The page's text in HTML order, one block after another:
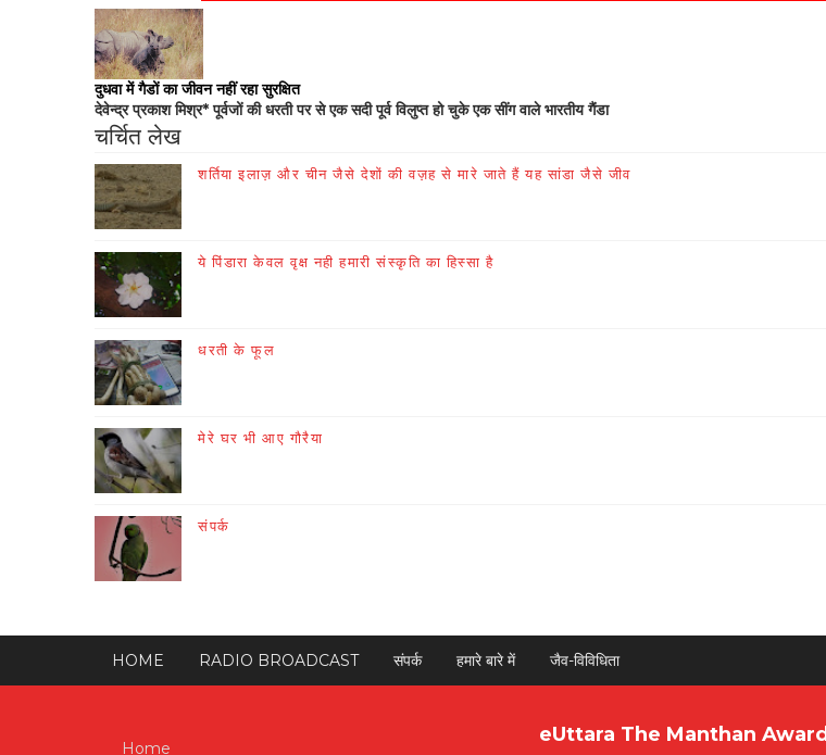
दुधवा में गैडों का जीवन नहीं रहा सुरक्षित
देवेन्द्र प्रकाश मिश्र* पूर्वजों की धरती पर से एक सदी पूर्व विलुप्त हो चुके एक सींग वाले भारतीय गैंडा
चर्चित लेख
शर्तिया इलाज़ और चीन जैसे देशों की वज़ह से मारे जाते हैं यह सांडा जैसे जीव
ये पिंडारा केवल वृक्ष नही हमारी संस्कृति का हिस्सा है
धरती के फूल
मेरे घर भी आए गौरैया
संपर्क
HOME RADIO BROADCAST संपर्क हमारे बारे में जैव-विविधिता
Home
eUttara The Manthan Award